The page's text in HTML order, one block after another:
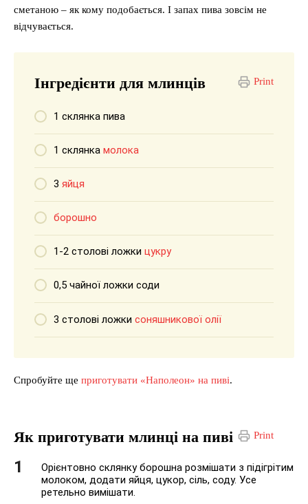
сметаною – як кому подобається. І запах пива зовсім не
відчувається.
Print
Інгредієнти для млинців
1 склянка пива
1 склянка молока
3 яйця
борошно
1-2 столові ложки цукру
0,5 чайної ложки соди
3 столові ложки соняшникової олії
Спробуйте ще приготувати «Наполеон» на пиві.
Print
Як приготувати млинці на пиві
Орієнтовно склянку борошна розмішати з підігрітим
молоком, додати яйця, цукор, сіль, соду. Усе
ретельно вимішати.